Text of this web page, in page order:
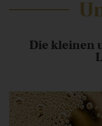
Die kleinen